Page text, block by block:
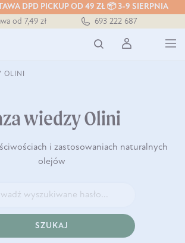
DPD PICKUP OD 49 ZŁ 📦 3-9 SIERPNIA
zimno
od 7,49 zł
zimno
693 222 687
OLINI
wiedzy Olini
i zastosowaniach naturalnych
olejów
SZUKAJ